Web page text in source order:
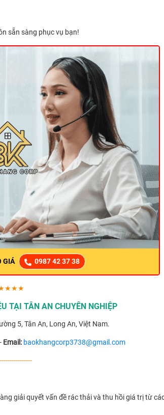
sẵn sàng phục vụ bạn!
GIÁ 0987 42 37 38
TẠI TÂN AN CHUYÊN NGHIỆP
5, Tân An, Long An, Việt Nam.
- Email: baokhangcorp3738@gmail.com
giải quyết vấn đề rác thải và thu hồi giá trị từ